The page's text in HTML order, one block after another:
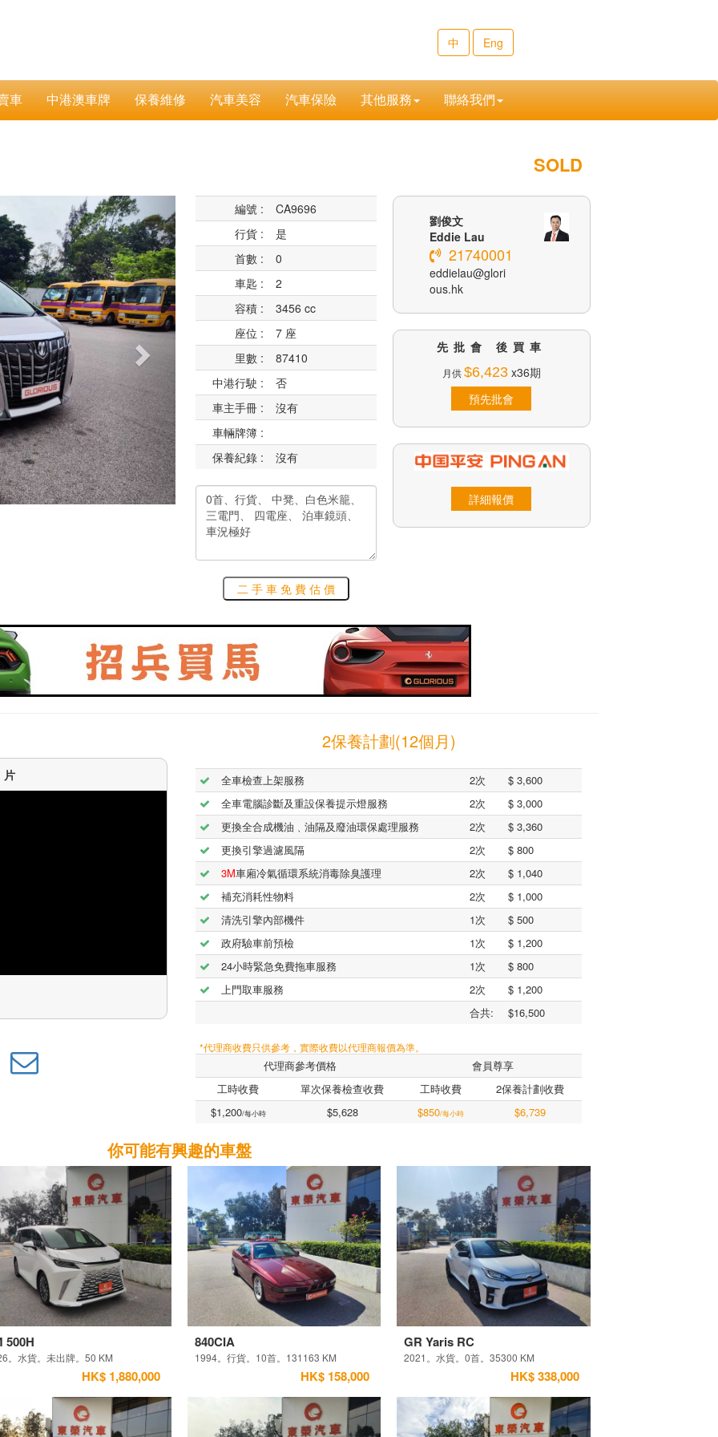
中 Eng
車 中港澳車牌 保養維修 汽車美容 汽車保險 其他服務 聯絡我們
SOLD
Next 編號 :
CA9696
行貨 :
是
首數 :
0
車匙 :
2
容積 :
3456 cc
座位 :
7 座
里數 :
87410
中港行駛 :
否
車主手冊 :
沒有
車輛牌簿 :
保養紀錄 :
沒有
二 手 車 免 費 估 價
劉俊文
Eddie Lau
21740001
eddielau@glori
ous.hk
先批會 後買車
月供$6,423x36期
預先批會
詳細報價
2保養計劃(12個月)
全車檢查上架服務 2次
$ 3,600
全車電腦診斷及重設保養提示燈服務
2次
$ 3,000
更換全合成機油﹑油隔及廢油環保處理服務
2次
$ 3,360
更換引擎過濾風隔
2次
$ 800
3M車廂冷氣循環系統消毒除臭護理 2次
$ 1,040
補充消耗性物料
2次
$ 1,000
清洗引擎內部機件
1次
$ 500
政府驗車前預檢
1次
$ 1,200
24小時緊急免費拖車服務
1次
$ 800
上門取車服務
2次
$ 1,200
合共:
$16,500
*代理商收費只供參考，實際收費以代理商報價為準。
代理商參考價格
會員尊享
工時收費
單次保養檢查收費 工時收費
2保養計劃收費
$1,200/每小時 $5,628 $850/每小時 $6,739
你可能有興趣的車盤
500H
。水貨。未出牌。50 KM
HK$ 1,880,000
840CIA
1994。行貨。10首。131163 KM
HK$ 158,000
GR Yaris RC
2021。水貨。0首。35300 KM
HK$ 338,000